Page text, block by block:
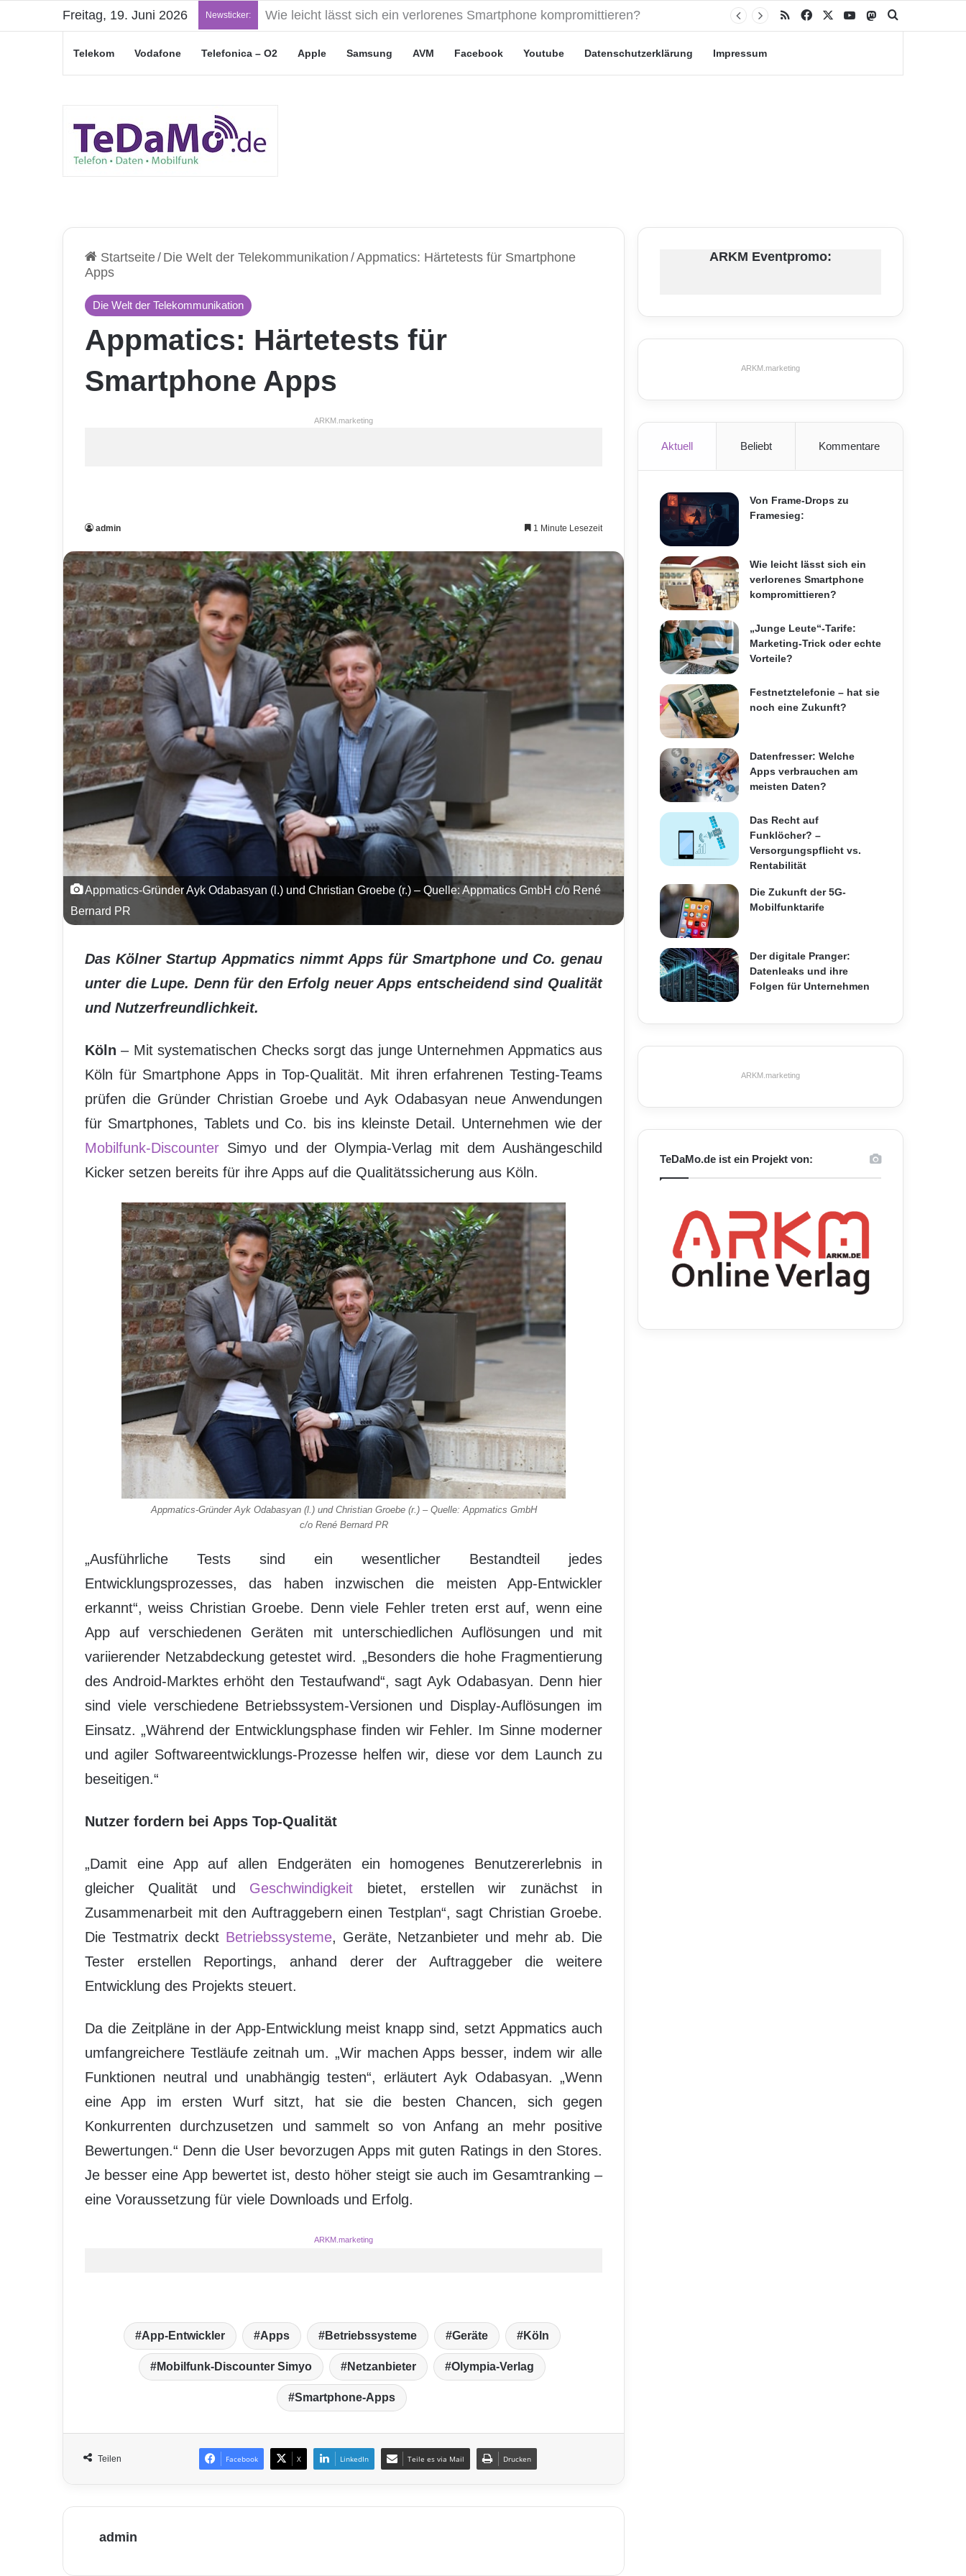
Freitag, 19. Juni 2026 Newsticker: „Junge Leute“-Tarife: Marketing-Trick oder echte Vorteile? RSS Facebook YouTubeMastodon
Telekom Vodafone Telefonica – O2 Apple Samsung AVM Facebook Youtube Datenschutzerklärung Impressum
Startseite/ Die Welt der Telekommunikation /Appmatics: Härtetests für Smartphone
Apps
Die Welt der Telekommunikation
Appmatics: Härtetests für
Smartphone Apps
ARKM.marketing
admin 1 Minute Lesezeit
Appmatics-Gründer Ayk Odabasyan (l.) und Christian Groebe (r.) – Quelle: Appmatics GmbH c/o René
Bernard PR
Das Kölner Startup Appmatics nimmt Apps für Smartphone und Co. genau
unter die Lupe. Denn für den Erfolg neuer Apps entscheidend sind Qualität
und Nutzerfreundlichkeit.
Köln – Mit systematischen Checks sorgt das junge Unternehmen Appmatics aus
Köln für Smartphone Apps in Top-Qualität. Mit ihren erfahrenen Testing-Teams
prüfen die Gründer Christian Groebe und Ayk Odabasyan neue Anwendungen
für Smartphones, Tablets und Co. bis ins kleinste Detail. Unternehmen wie der
Mobilfunk-Discounter Simyo und der Olympia-Verlag mit dem Aushängeschild
Kicker setzen bereits für ihre Apps auf die Qualitätssicherung aus Köln.
Appmatics-Gründer Ayk Odabasyan (l.) und Christian Groebe (r.) – Quelle: Appmatics GmbH
c/o René Bernard PR
„Ausführliche Tests sind ein wesentlicher Bestandteil jedes
Entwicklungsprozesses, das haben inzwischen die meisten App-Entwickler
erkannt“, weiss Christian Groebe. Denn viele Fehler treten erst auf, wenn eine
App auf verschiedenen Geräten mit unterschiedlichen Auflösungen und mit
variierender Netzabdeckung getestet wird. „Besonders die hohe Fragmentierung
des Android-Marktes erhöht den Testaufwand“, sagt Ayk Odabasyan. Denn hier
sind viele verschiedene Betriebssystem-Versionen und Display-Auflösungen im
Einsatz. „Während der Entwicklungsphase finden wir Fehler. Im Sinne moderner
und agiler Softwareentwicklungs-Prozesse helfen wir, diese vor dem Launch zu
beseitigen.“
Nutzer fordern bei Apps Top-Qualität
„Damit eine App auf allen Endgeräten ein homogenes Benutzererlebnis in
gleicher Qualität und Geschwindigkeit bietet, erstellen wir zunächst in
Zusammenarbeit mit den Auftraggebern einen Testplan“, sagt Christian Groebe.
Die Testmatrix deckt Betriebssysteme, Geräte, Netzanbieter und mehr ab. Die
Tester erstellen Reportings, anhand derer der Auftraggeber die weitere
Entwicklung des Projekts steuert.
Da die Zeitpläne in der App-Entwicklung meist knapp sind, setzt Appmatics auch
umfangreichere Testläufe zeitnah um. „Wir machen Apps besser, indem wir alle
Funktionen neutral und unabhängig testen“, erläutert Ayk Odabasyan. „Wenn
eine App im ersten Wurf sitzt, hat sie die besten Chancen, sich gegen
Konkurrenten durchzusetzen und sammelt so von Anfang an mehr positive
Bewertungen.“ Denn die User bevorzugen Apps mit guten Ratings in den Stores.
Je besser eine App bewertet ist, desto höher steigt sie auch im Gesamtranking –
eine Voraussetzung für viele Downloads und Erfolg.
ARKM.marketing
App-Entwickler Apps Betriebssysteme Geräte Köln
Mobilfunk-Discounter Simyo Netzanbieter Olympia-Verlag
Smartphone-Apps
Teilen Facebook X LinkedIn Teile es via Mail Drucken
admin
ARKM Eventpromo:
ARKM.marketing
Aktuell Beliebt Kommentare
Von Frame-Drops zu
Framesieg:
Wie leicht lässt sich ein
verlorenes Smartphone
kompromittieren?
„Junge Leute“-Tarife:
Marketing-Trick oder echte
Vorteile?
Festnetztelefonie – hat sie
noch eine Zukunft?
Datenfresser: Welche
Apps verbrauchen am
meisten Daten?
Das Recht auf
Funklöcher? –
Versorgungspflicht vs.
Rentabilität
Die Zukunft der 5G-
Mobilfunktarife
Der digitale Pranger:
Datenleaks und ihre
Folgen für Unternehmen
ARKM.marketing
TeDaMo.de ist ein Projekt von: